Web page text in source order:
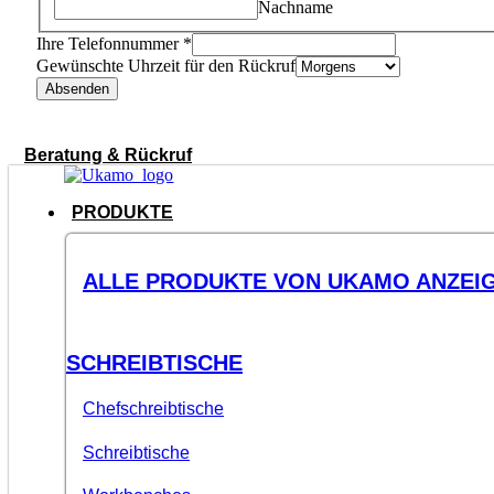
Nachname
Ihre Telefonnummer *
Gewünschte Uhrzeit für den Rückruf
Absenden
Beratung & Rückruf
PRODUKTE
ALLE PRODUKTE VON UKAMO
SCHREIBTISCHE
Chefschreibtische
Schreibtische